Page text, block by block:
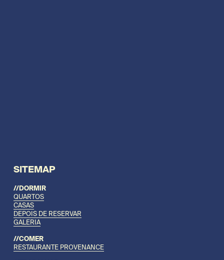
SITEMAP
//DORMIR
QUARTOS
CASAS
DEPOIS DE RESERVAR
GALERIA
//COMER
RESTAURANTE PROVENANCE